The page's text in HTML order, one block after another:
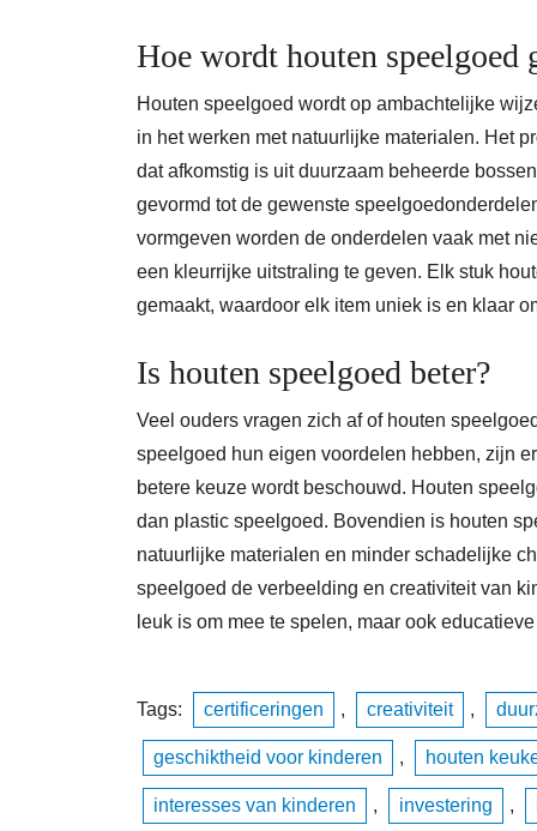
Hoe wordt houten speelgoed
Houten speelgoed wordt op ambachtelijke
in het werken met natuurlijke materialen. Het
dat afkomstig is uit duurzaam beheerde
gevormd tot de gewenste
vormgeven worden de onderdelen vaak met
een kleurrijke uitstraling te geven. Elk stuk
gemaakt, waardoor elk item uniek is en klaar
Is houten speelgoed beter?
Veel ouders vragen zich af of houten
speelgoed hun eigen voordelen hebben, zijn
betere keuze wordt beschouwd. Houten
dan plastic speelgoed. Bovendien is houten
natuurlijke materialen en minder schadelijke
speelgoed de verbeelding en creativiteit van
leuk is om mee te spelen, maar ook
Tags: certificeringen , creativiteit ,
geschiktheid voor kinderen , houten
interesses van kinderen , investering ,